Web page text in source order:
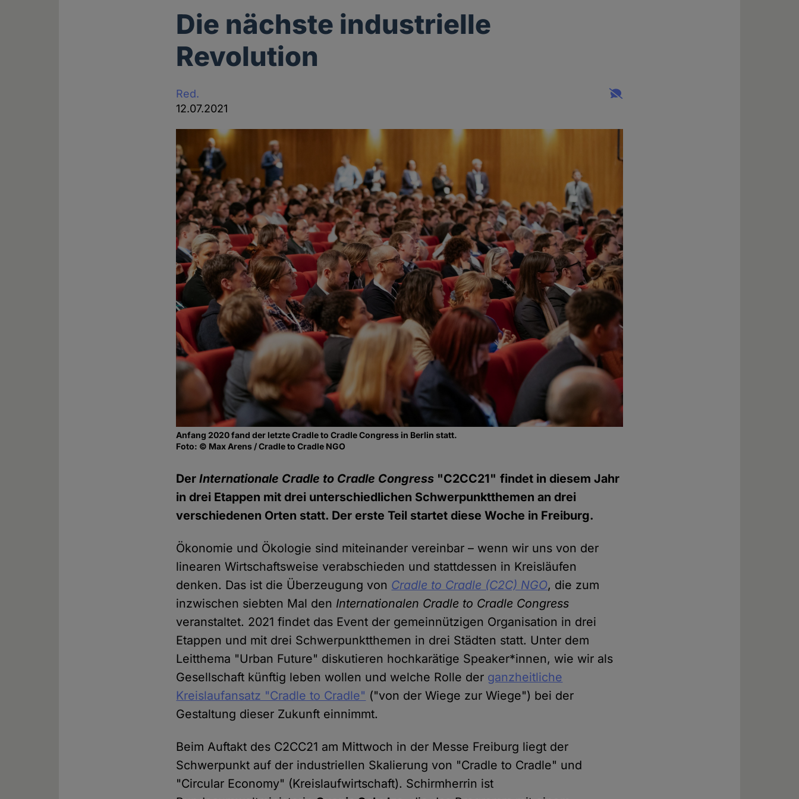
Die nächste industrielle
Revolution
Red.
12.07.2021
Anfang 2020 fand der letzte Cradle to Cradle Congress in Berlin statt.
Foto: © Max Arens / Cradle to Cradle NGO
DerInternationale Cradle to Cradle Congress "C2CC21" findet in diesem Jahr
in drei Etappen mit drei unterschiedlichen Schwerpunktthemen an drei
verschiedenen Orten statt. Der erste Teil startet diese Woche in Freiburg.
Ökonomie und Ökologie sind miteinander vereinbar – wenn wir uns von der
linearen Wirtschaftsweise verabschieden und stattdessen in Kreisläufen
denken. Das ist die Überzeugung von Cradle to Cradle (C2C) NGO, die zum
inzwischen siebten Mal den Internationalen Cradle to Cradle Congress
veranstaltet. 2021 findet das Event der gemeinnützigen Organisation in drei
Etappen und mit drei Schwerpunktthemen in drei Städten statt. Unter dem
Leitthema "Urban Future" diskutieren hochkarätige Speaker*innen, wie wir als
Gesellschaft künftig leben wollen und welche Rolle der ganzheitliche
Kreislaufansatz "Cradle to Cradle" ("von der Wiege zur Wiege") bei der
Gestaltung dieser Zukunft einnimmt.
Beim Auftakt des C2CC21 am Mittwoch in der Messe Freiburg liegt der
Schwerpunkt auf der industriellen Skalierung von "Cradle to Cradle" und
"Circular Economy" (Kreislaufwirtschaft). Schirmherrin ist